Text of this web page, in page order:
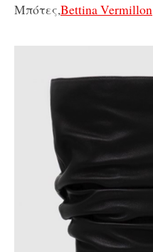
Μπότες,Bettina Vermillon